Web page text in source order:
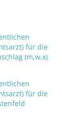
für die
(m,w,x)
für die